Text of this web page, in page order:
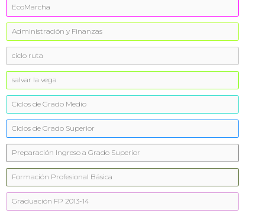
EcoMarcha
Administración y Finanzas
ciclo ruta
salvar la vega
Ciclos de Grado Medio
Ciclos de Grado Superior
Preparación Ingreso a Grado Superior
Formación Profesional Básica
Graduación FP 2013-14